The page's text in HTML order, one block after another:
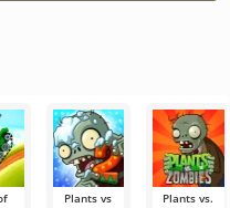
Plants vs
Plants vs.